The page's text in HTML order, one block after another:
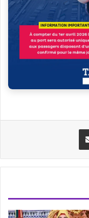
مشاركة عبر البريد